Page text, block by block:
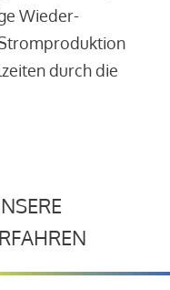
Wieder-
durch die